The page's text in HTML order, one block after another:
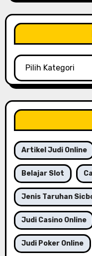
Kategori
Artikel Judi Online
Belajar Slot
Jenis Taruhan
Judi Casino Online
Judi Poker Online